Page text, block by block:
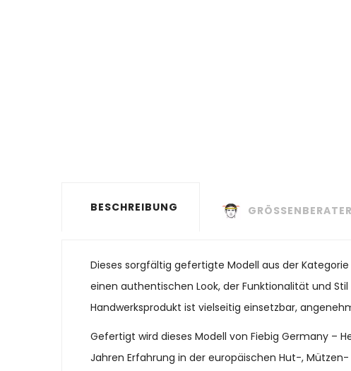
BESCHREIBUNG GRÖSSENBERATER
Dieses sorgfältig gefertigte Modell aus der
einen authentischen Look, der Funktionalität und
Handwerksprodukt ist vielseitig einsetzbar,
Gefertigt wird dieses Modell von Fiebig Germany –
Jahren Erfahrung in der europäischen Hut-,